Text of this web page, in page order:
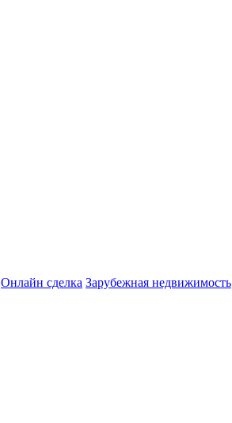
Онлайн сделка Зарубежная недвижимость